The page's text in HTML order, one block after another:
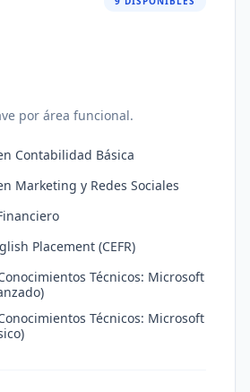
por área funcional.
Contabilidad Básica
Marketing y Redes Sociales
Placement (CEFR)
Técnicos: Microsoft
Técnicos: Microsoft